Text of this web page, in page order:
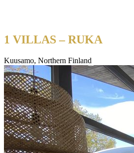
1 VILLAS – RUKA
Kuusamo, Northern Finland